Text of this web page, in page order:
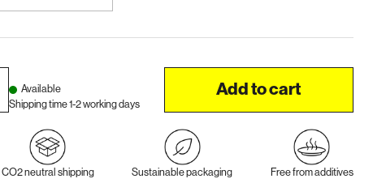
Available
Shipping time 1-2 working days
Add to cart
CO2 neutral shipping Sustainable packaging Free from additives